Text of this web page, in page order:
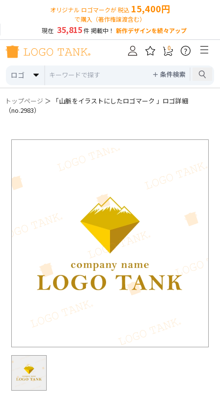
オリジナル ロゴマークが 税込 15,400円
で購入（著作権譲渡含む）
現在 35,815件 掲載中！ 新作デザインを続々アップ
ロゴ ＋ 条件検索
0 ?
トップページ ＞ 「山脈をイラストにしたロゴマーク 」ロゴ詳細
（no.2983）